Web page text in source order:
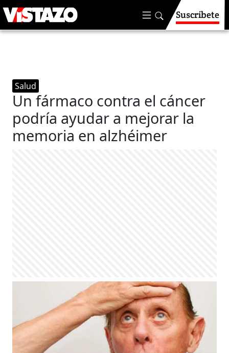
Suscríbete
Salud
Un fármaco contra el cáncer
podría ayudar a mejorar la
memoria en alzhéimer